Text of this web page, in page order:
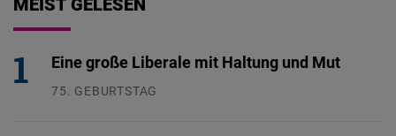
Eine große Liberale mit Haltung und Mut
75. GEBURTSTAG